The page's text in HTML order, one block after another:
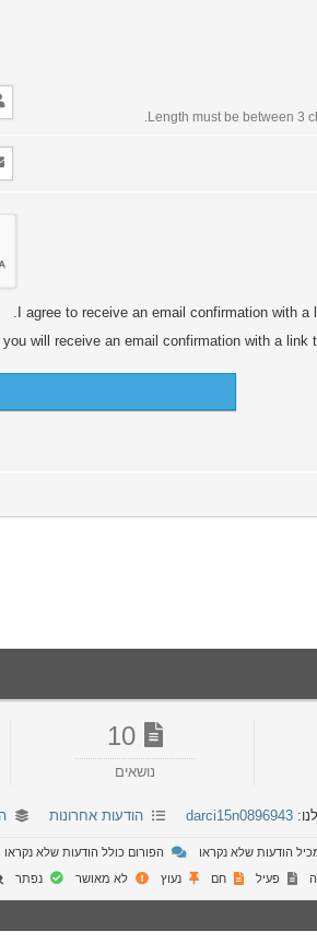
Length must be between 3
I agree to receive an email confirmation with a
10
נושאים
darci15n0896943 הודעות אחרונות
הודעות שלא נקראו הפורום כולל הודעות שלא נקראו
פעיל חם נעוץ לא מאושר נפתר